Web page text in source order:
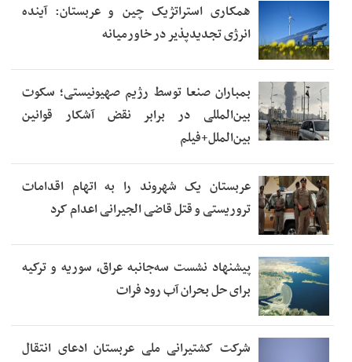
همکاری استراتژیک چین و عربستان: آینده
انرژی تجدیدپذیر در خاورمیانه
بمباران صنعا توسط رژیم صهیونیستی؛ سکوت
بین‌المللی در برابر نقض آشکار قوانین
بین‌الملل+فیلم
عربستان یک شهروند را به اتهام اقدامات
تروریستی و قتل قاضی الجیرانی اعدام کرد
پیشنهاد نشست سه‌جانبه عراق، سوریه و ترکیه
برای حل بحران آب رود فرات
شرکت کشتیرانی ملی عربستان ادعای انتقال